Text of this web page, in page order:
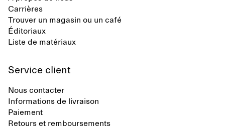
Carrières
Trouver un magasin ou un café
Éditoriaux
Liste de matériaux
Service client
Nous contacter
Informations de livraison
Paiement
Retours et remboursements